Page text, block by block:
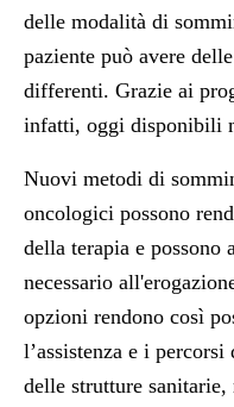
delle modalità di
paziente può avere
differenti. Grazie ai
infatti, oggi disponibili
Nuovi metodi di
oncologici possono
della terapia e possono
necessario
opzioni rendono così
l’assistenza e i
delle strutture